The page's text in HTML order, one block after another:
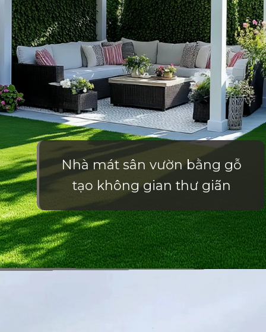
Nhà mát sân vườn bằng gỗ
tạo không gian thư giãn